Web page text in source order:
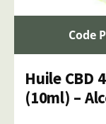
Code
Huile CBD
(10ml) –